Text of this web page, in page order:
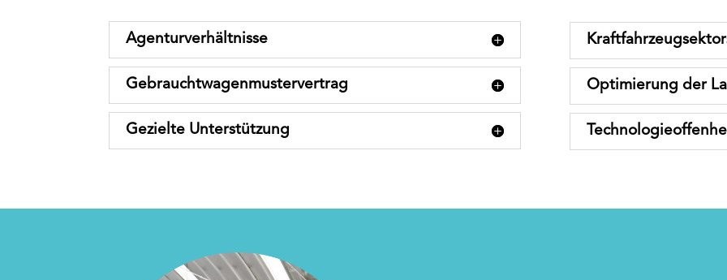
Agenturverhältnisse
Gebrauchtwagenmustervertrag
Gezielte Unterstützung
Optimierung der